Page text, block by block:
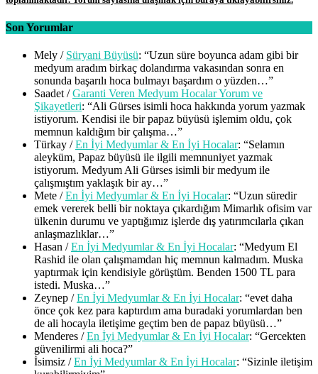
Son Yorumlar
Mely / Süryani Büyüsü: “Uzun süre boyunca adam gibi bir
medyum aradım birkaç dolandırma vakasından sonra en
sonunda başarılı hoca bulmayı başardım o yüzden…”
Saadet/Garanti Veren Medyum Hocalar Yorum ve
Şikayetleri: “Ali Gürses isimli hoca hakkında yorum yazmak
istiyorum. Kendisi ile bir papaz büyüsü işlemim oldu, çok
memnun kaldığım bir çalışma…”
Türkay /En İyi Medyumlar & En İyi Hocalar: “Selamın
aleyküm, Papaz büyüsü ile ilgili memnuniyet yazmak
istiyorum. Medyum Ali Gürses isimli bir medyum ile
çalışmıştım yaklaşık bir ay…”
Mete /En İyi Medyumlar & En İyi Hocalar: “Uzun süredir
emek vererek belli bir noktaya çıkardığım Mimarlık ofisim var
ülkenin durumu ve yaptığımız işlerde dış yatırımcılarla çıkan
anlaşmazlıklar…”
Hasan /En İyi Medyumlar & En İyi Hocalar: “Medyum El
Rashid ile olan çalışmamdan hiç memnun kalmadım. Muska
yaptırmak için kendisiyle görüştüm. Benden 1500 TL para
istedi. Muska…”
Zeynep /En İyi Medyumlar & En İyi Hocalar: “evet daha
önce çok kez para kaptırdım ama buradaki yorumlardan ben
de ali hocayla iletişime geçtim ben de papaz büyüsü…”
Menderes /En İyi Medyumlar & En İyi Hocalar: “Gercekten
güvenilirmi ali hoca?”
İsimsiz /En İyi Medyumlar & En İyi Hocalar: “Sizinle iletişim